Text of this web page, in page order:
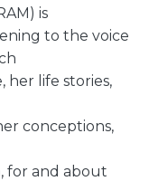
is
to the voice
life stories,
conceptions,
for and about